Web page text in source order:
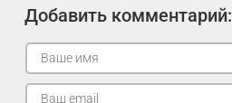
Добавить комментарий: